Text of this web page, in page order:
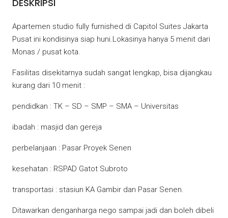
DESKRIPSI
Apartemen studio fully furnished di Capitol Suites Jakarta
Pusat ini kondisinya siap huni.Lokasinya hanya 5 menit dari
Monas / pusat kota.
Fasilitas disekitarnya sudah sangat lengkap, bisa dijangkau
kurang dari 10 menit :
pendidkan : TK – SD – SMP – SMA – Universitas
ibadah : masjid dan gereja
perbelanjaan : Pasar Proyek Senen
kesehatan : RSPAD Gatot Subroto
transportasi : stasiun KA Gambir dan Pasar Senen.
Ditawarkan denganharga nego sampai jadi dan boleh dibeli